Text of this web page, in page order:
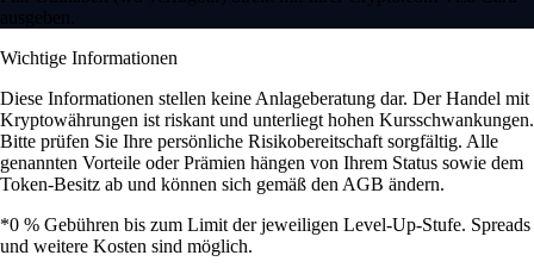
ausgeben.
Wichtige Informationen
Diese Informationen stellen keine Anlageberatung dar. Der Handel mit
Kryptowährungen ist riskant und unterliegt hohen Kursschwankungen.
Bitte prüfen Sie Ihre persönliche Risikobereitschaft sorgfältig. Alle
genannten Vorteile oder Prämien hängen von Ihrem Status sowie dem
Token-Besitz ab und können sich gemäß den AGB ändern.
*0 % Gebühren bis zum Limit der jeweiligen Level-Up-Stufe. Spreads
und weitere Kosten sind möglich.